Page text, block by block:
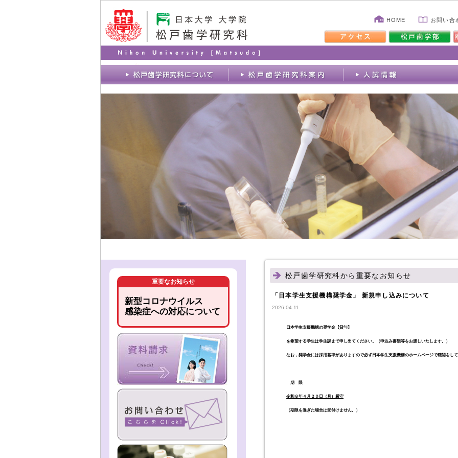
HOME お問い合
重要なお知らせ
新型コロナウイルス
感染症への対応について
松戸歯学研究科から重要なお知らせ
「日本学生支援機構奨学金」 新規申し込みについて
2026.04.11
日本学生支援機構の奨学金【貸与】
を希望する学生は学生課まで申し出てください。（申込み書類等をお渡しいたします。）
なお，奨学金には採用基準がありますので必ず日本学生支援機構のホームページで確認をし
期 限
令和８年４月２０日（月）厳守
（期限を過ぎた場合は受付けません。）